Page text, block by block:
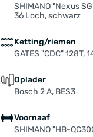
SHIMANO "Nexus
36 Loch, schwarz
Ketting/riemen
GATES "CDC" 128T,
Oplader
Bosch 2 A, BES3
Voornaaf
SHIMANO "HB-